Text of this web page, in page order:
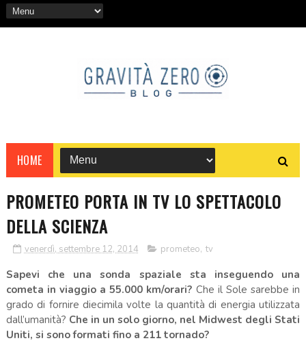
HOME
PROMETEO PORTA IN TV LO SPETTACOLO
DELLA SCIENZA
venerdì, settembre 12, 2014 prometeo, tv
Sapevi che una sonda spaziale sta inseguendo una
cometa in viaggio a 55.000 km/orari? Che il Sole sarebbe in
grado di fornire diecimila volte la quantità di energia utilizzata
dall’umanità? Che in un solo giorno, nel Midwest degli Stati
Uniti, si sono formati fino a 211 tornado?